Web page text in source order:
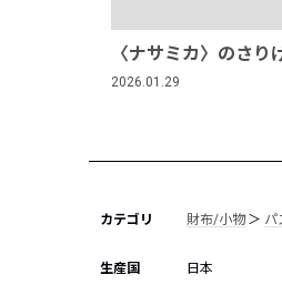
〈ナサミカ〉のさり
2026.01.29
カテゴリ 財布/小物＞ パ
生産国 日本